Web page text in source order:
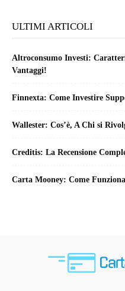
ULTIMI ARTICOLI
Altroconsumo Investi:
Vantaggi!
Finnexta: Come Investire
Wallester: Cos’è, A Chi si
Creditis: La Recensione
Carta Mooney: Come